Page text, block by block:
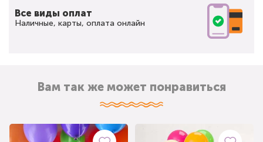
Все виды оплат
Наличные, карты, оплата онлайн
Вам так же может понравиться